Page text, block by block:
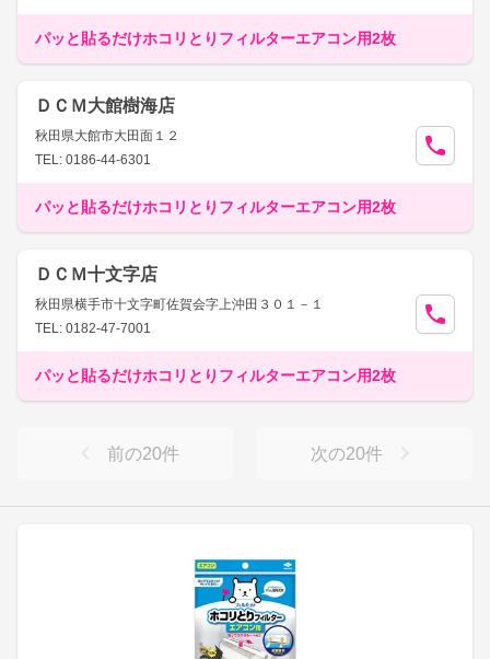
パッと貼るだけホコリとりフィルターエアコン用2枚
ＤＣＭ大館樹海店
秋田県大館市大田面１２
TEL: 0186-44-6301
パッと貼るだけホコリとりフィルターエアコン用2枚
ＤＣＭ十文字店
秋田県横手市十文字町佐賀会字上沖田３０１－１
TEL: 0182-47-7001
パッと貼るだけホコリとりフィルターエアコン用2枚
前の20件 次の20件